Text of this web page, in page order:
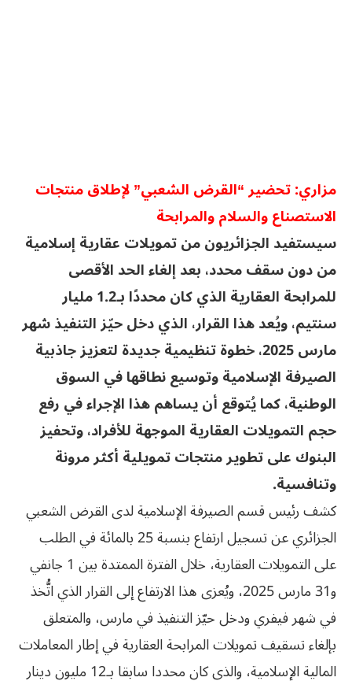
مزاري: تحضير “القرض الشعبي” لإطلاق منتجات
الاستصناع والسلام والمرابحة
سيستفيد الجزائريون من تمويلات عقارية إسلامية
من دون سقف محدد، بعد إلغاء الحد الأقصى
للمرابحة العقارية الذي كان محددًا بـ1.2 مليار
سنتيم، ويُعد هذا القرار، الذي دخل حيّز التنفيذ شهر
مارس 2025، خطوة تنظيمية جديدة لتعزيز جاذبية
الصيرفة الإسلامية وتوسيع نطاقها في السوق
الوطنية، كما يُتوقع أن يساهم هذا الإجراء في رفع
حجم التمويلات العقارية الموجهة للأفراد، وتحفيز
البنوك على تطوير منتجات تمويلية أكثر مرونة
وتنافسية.
كشف رئيس قسم الصيرفة الإسلامية لدى القرض الشعبي
الجزائري عن تسجيل ارتفاع بنسبة 25 بالمائة في الطلب
على التمويلات العقارية، خلال الفترة الممتدة بين 1 جانفي
و31 مارس 2025، ويُعزى هذا الارتفاع إلى القرار الذي اتُّخذ
في شهر فيفري ودخل حيّز التنفيذ في مارس، والمتعلق
بإلغاء تسقيف تمويلات المرابحة العقارية في إطار المعاملات
المالية الإسلامية، والذي كان محددا سابقا بـ12 مليون دينار